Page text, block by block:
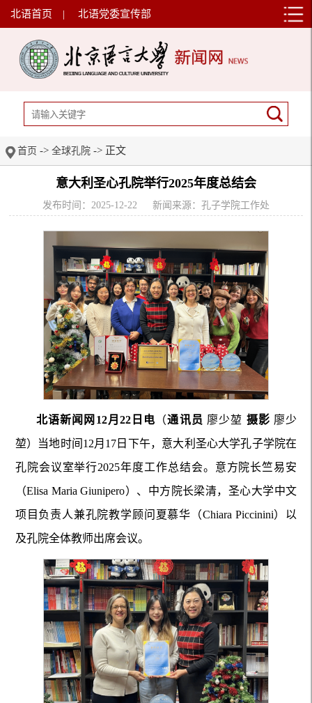
北语首页 | 北语党委宣传部
首页 -> 全球孔院 -> 正文
意大利圣心孔院举行2025年度总结会
发布时间：2025-12-22 新闻来源：孔子学院工作处
北语新闻网12月22日电 （通讯员 廖少堃 摄影 廖少
堃）当地时间12月17日下午，意大利圣心大学孔子学院在
孔院会议室举行2025年度工作总结会。意方院长竺易安
（Elisa Maria Giunipero）、中方院长梁清，圣心大学中文
项目负责人兼孔院教学顾问夏慕华（Chiara Piccinini）以
及孔院全体教师出席会议。